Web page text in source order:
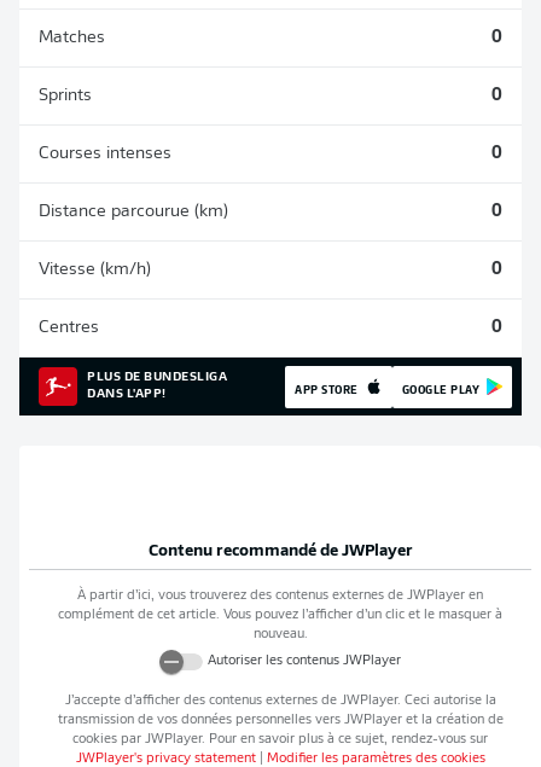
Matches 0
Sprints 0
Courses intenses 0
Distance parcourue (km) 0
Vitesse (km/h) 0
Centres 0
PLUS DE BUNDESLIGA
DANS L'APP!
APP STORE GOOGLE PLAY
Contenu recommandé de JWPlayer
À partir d’ici, vous trouverez des contenus externes de JWPlayer en
complément de cet article. Vous pouvez l’afficher d’un clic et le masquer à
nouveau.
Autoriser les contenus JWPlayer
J’accepte d’afficher des contenus externes de JWPlayer. Ceci autorise la
transmission de vos données personnelles vers JWPlayeret la création de
cookies par JWPlayer. Pour en savoir plus à ce sujet, rendez-vous sur
JWPlayer's privacy statement| Modifier les paramètres des cookies